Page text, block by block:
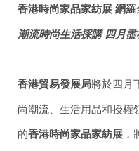
香港時尚家品家紡展網
潮流時尚生活採購 四月
香港貿易發展局將於四月
尚潮流、生活用品和授權
的香港時尚家品家紡展